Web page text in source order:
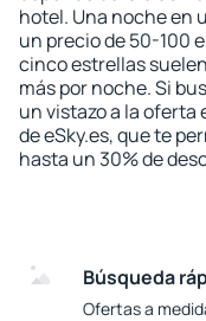
hotel. Una noche en
un precio de 50-100
cinco estrellas
más por noche. Si
un vistazo a la oferta
de eSky.es, que te
hasta un 30% de
Búsqueda
Ofertas a